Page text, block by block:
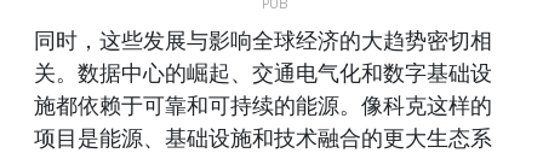
同时，这些发展与影响全球经济的大趋势密切相
关。数据中心的崛起、交通电气化和数字基础设
施都依赖于可靠和可持续的能源。像科克这样的
项目是能源、基础设施和技术融合的更大生态系